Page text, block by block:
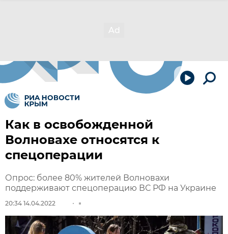
Как в освобожденной
Волновахе относятся к
спецоперации
Опрос: более 80% жителей Волновахи
поддерживают спецоперацию ВС РФ на Украине
20:34 14.04.2022